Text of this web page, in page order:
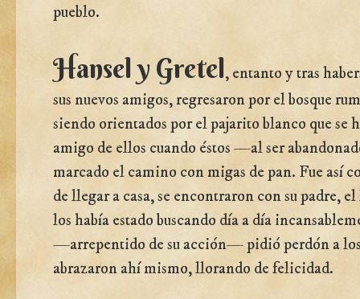
pueblo.
Hansel y Gretel, entanto y tras
sus nuevos amigos, regresaron por el bosque
siendo orientados por el pajarito blanco que se
amigo de ellos cuando éstos —al ser
marcado el camino con migas de pan. Fue así
de llegar a casa, se encontraron con su padre,
los había estado buscando día a día
—arrepentido de su acción— pidió perdón a
abrazaron ahí mismo, llorando de felicidad.